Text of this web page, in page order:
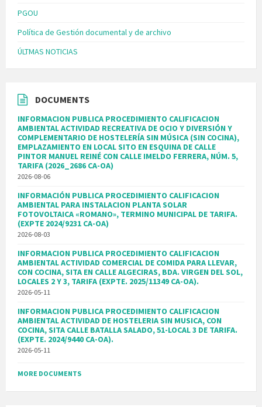
PGOU
Política de Gestión documental y de archivo
ÚLTMAS NOTICIAS
DOCUMENTS
INFORMACION PUBLICA PROCEDIMIENTO CALIFICACION
AMBIENTAL ACTIVIDAD RECREATIVA DE OCIO Y DIVERSIÓN Y
COMPLEMENTARIO DE HOSTELERÍA SIN MÚSICA (SIN COCINA),
EMPLAZAMIENTO EN LOCAL SITO EN ESQUINA DE CALLE
PINTOR MANUEL REINÉ CON CALLE IMELDO FERRERA, NÚM. 5,
TARIFA (2026_2686 CA-OA)
2026-08-06
INFORMACIÓN PUBLICA PROCEDIMIENTO CALIFICACION
AMBIENTAL PARA INSTALACION PLANTA SOLAR
FOTOVOLTAICA «ROMANO», TERMINO MUNICIPAL DE TARIFA.
(EXPTE 2024/9231 CA-OA)
2026-08-03
INFORMACION PUBLICA PROCEDIMIENTO CALIFICACION
AMBIENTAL ACTIVIDAD COMERCIAL DE COMIDA PARA LLEVAR,
CON COCINA, SITA EN CALLE ALGECIRAS, BDA. VIRGEN DEL SOL,
LOCALES 2 Y 3, TARIFA (EXPTE. 2025/11349 CA-OA).
2026-05-11
INFORMACION PUBLICA PROCEDIMIENTO CALIFICACION
AMBIENTAL ACTIVIDAD DE HOSTELERIA SIN MUSICA, CON
COCINA, SITA CALLE BATALLA SALADO, 51-LOCAL 3 DE TARIFA.
(EXPTE. 2024/9440 CA-OA).
2026-05-11
MORE DOCUMENTS